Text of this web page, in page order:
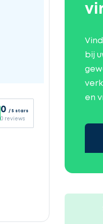
0 / 5 stars
0 reviews
bij
en